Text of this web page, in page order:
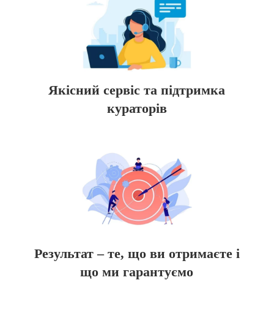
Якісний сервіс та підтримка
кураторів
Результат – те, що ви отримаєте і
що ми гарантуємо